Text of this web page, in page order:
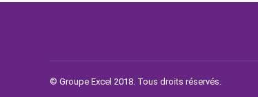
© Groupe Excel 2018. Tous droits réservés.